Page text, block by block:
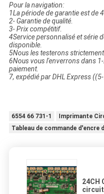
Pour la navigation:
1La période de garantie est de
2- Garantie de qualité.
3- Prix compétitif.
4Service personnalisé et série
disponible.
5Nous les testerons
6Nous vous l'enverrons dans
paiement.
7, expédié par DHL Express
6554 66 731-1
Imprimante
Tableau de commande d'encre
24CH
circuit